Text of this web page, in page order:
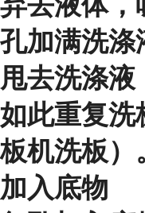
孔加满洗涤
甩去洗涤液
如此重复洗
板机洗板）
加入底物